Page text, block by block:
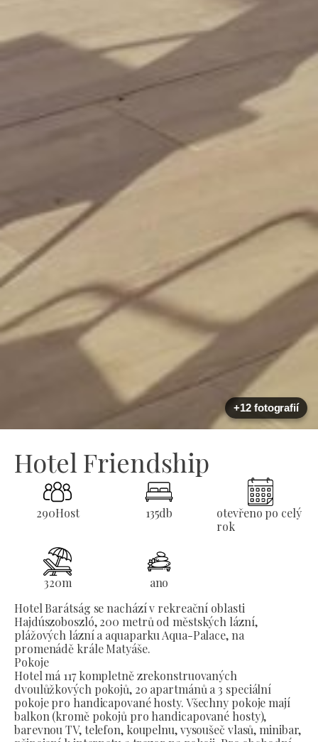
+12 fotografií
Hotel Friendship
290Host 135db
otevřeno po celý
rok
320m
ano
Hotel Barátság se nachází v rekreační oblasti
Hajdúszoboszló, 200 metrů od městských lázní,
plážových lázní a aquaparku Aqua-Palace, na
promenádě krále Matyáše.
Pokoje
Hotel má 117 kompletně zrekonstruovaných
dvoulůžkových pokojů, 20 apartmánů a 3 speciální
pokoje pro handicapované hosty. Všechny pokoje mají
balkon (kromě pokojů pro handicapované hosty),
barevnou TV, telefon, koupelnu, vysoušeč vlasů, minibar,